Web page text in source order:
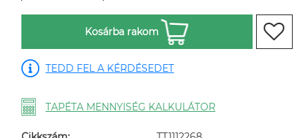
Kosárba rakom
TEDD FEL A KÉRDÉSEDET
TAPÉTA MENNYISÉG KALKULÁTOR